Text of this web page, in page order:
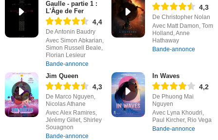
Gaulle - partie 1 :
L'Âge de Fer
4,4
De Antonin Baudry
Avec Simon Abkarian,
Simon Russell Beale,
Florian Lesieur
Bande-annonce
4,3
De Christopher Nolan
Avec Matt Damon, Tom
Holland, Anne
Hathaway
Bande-annonce
Jim Queen
4,3
De Marco Nguyen,
Nicolas Athane
Avec Alex Ramires,
Jérémy Gillet, Shirley
Souagnon
Bande-annonce
In Waves
4,2
De Phuong Mai
Nguyen
Avec Lyna Khoudri,
Paul Kircher, Rio Vega
Bande-annonce